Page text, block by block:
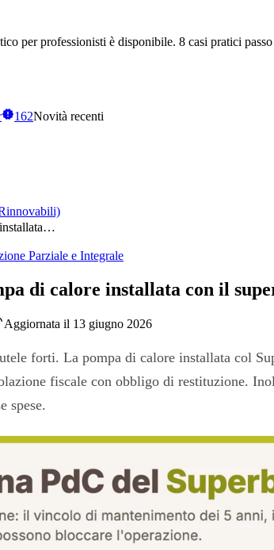
per professionisti è disponibile. 8 casi pratici passo
162Novità recenti
installata…
Parziale e Integrale
di calore installata con il
Aggiornata il 13 giugno 2026
forti. La pompa di calore installata col
fiscale con obbligo di restituzione.
spese.